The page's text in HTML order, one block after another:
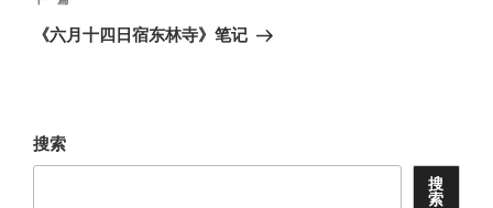
章
一
《六月十四日宿东林寺》笔记
搜索
搜
索